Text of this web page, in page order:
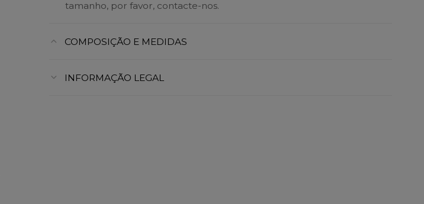
tamanho, por favor, contacte-nos.
COMPOSIÇÃO E MEDIDAS
INFORMAÇÃO LEGAL